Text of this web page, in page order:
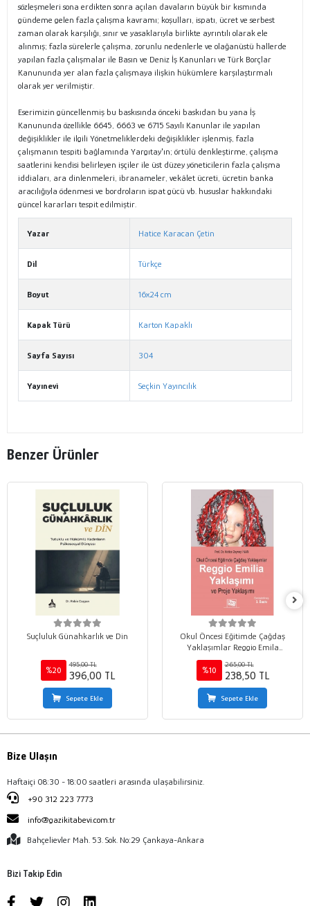
sözleşmeleri sona erdikten sonra açılan davaların büyük bir kısmında
gündeme gelen fazla çalışma kavramı; koşulları, ispatı, ücret ve serbest
zaman olarak karşılığı, sınır ve yasaklarıyla birlikte ayrıntılı olarak ele
alınmış; fazla sürelerle çalışma, zorunlu nedenlerle ve olağanüstü hallerde
yapılan fazla çalışmalar ile Basın ve Deniz İş Kanunları ve Türk Borçlar
Kanununda yer alan fazla çalışmaya ilişkin hükümlere karşılaştırmalı
olarak yer verilmiştir.
Eserimizin güncellenmiş bu baskısında önceki baskıdan bu yana İş
Kanununda özellikle 6645, 6663 ve 6715 Sayılı Kanunlar ile yapılan
değişiklikler ile ilgili Yönetmeliklerdeki değişiklikler işlenmiş, fazla
çalışmanın tespiti bağlamında Yargıtay'ın; örtülü denkleştirme, çalışma
saatlerini kendisi belirleyen işçiler ile üst düzey yöneticilerin fazla çalışma
iddiaları, ara dinlenmeleri, ibranameler, vekâlet ücreti, ücretin banka
aracılığıyla ödenmesi ve bordroların ispat gücü vb. hususlar hakkındaki
güncel kararları tespit edilmiştir.
Yazar Hatice Karacan Çetin
Dil Türkçe
Boyut 16x24 cm
Kapak Türü Karton Kapaklı
Sayfa Sayısı 304
Yayınevi Seçkin Yayıncılık
Benzer Ürünler
Suçluluk Günahkarlık ve Din
%20
495,00 TL
396,00 TL
Sepete Ekle
Okul Öncesi Eğitimde Çağdaş
Yaklaşımlar Reggio Emila
Yaklaşımı ve Proje Yaklaşımı
%10
265,00 TL
238,50 TL
Sepete Ekle
Bize Ulaşın
Haftaiçi 08:30 - 18:00 saatleri arasında ulaşabilirsiniz.
+90 312 223 7773
info@gazikitabevi.com.tr
Bahçelievler Mah. 53. Sok. No:29 Çankaya-Ankara
Bizi Takip Edin